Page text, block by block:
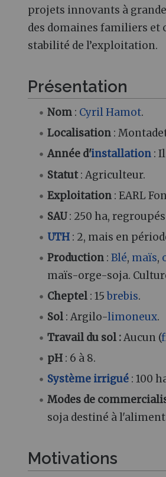
projets innovants à
des domaines familiers et
stabilité de l’exploitation.
Présentation
Nom : Cyril Hamot.
Localisation :
Année d'installation :
Statut: Agriculteur.
Exploitation : EARL
SAU: 250 ha,
UTH : 2, mais en
Production :Blé, maïs,
maïs-orge-soja.
Cheptel : 15brebis.
Sol : Argilo-limoneux.
Travail du sol :Aucun (
pH : 6 à 8.
Système irrigué : 100
Modes de
soja destiné à
Motivations